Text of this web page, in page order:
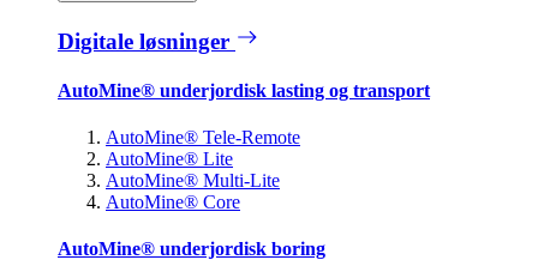
Digitale løsninger
AutoMine® underjordisk lasting og transport
AutoMine® Tele-Remote
AutoMine® Lite
AutoMine® Multi-Lite
AutoMine® Core
AutoMine® underjordisk boring